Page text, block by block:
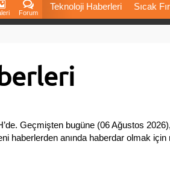
Forum
Teknoloji Haberleri Sıcak
Fiyatları
Geçmişten bugüne (06 Ağustos
haberlerden anında haberdar olmak için